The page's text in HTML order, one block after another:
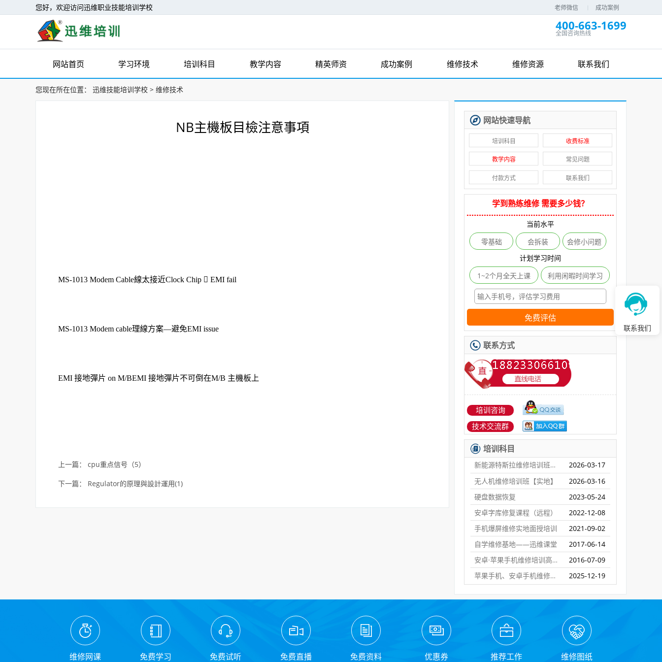
您好，欢迎访问迅维职业技能培训学校 老师微信 成功案例
400-663-1699
全国咨询热线
网站首页 学习环境 培训科目 教学内容 精英师资 成功案例 维修技术 维修资源 联系我们
您现在所在位置： 迅维技能培训学校 > 维修技术
NB主機板目檢注意事項
MS-1013 Modem Cable線太接近Clock Chip  EMI fail
MS-1013 Modem cable理線方案—避免EMI issue
EMI 接地彈片 on M/BEMI 接地彈片不可倒在M/B 主機板上
上一篇： cpu重点信号（5）
下一篇： Regulator的原理與設計運用(1)
网站快速导航
培训科目 收费标准
教学内容 常见问题
付款方式 联系我们
学到熟练维修 需要多少钱？
当前水平
零基础
会拆装
会修小问题
计划学习时间
1~2个月全天上课
利用闲暇时间学习
免费评估
联系方式
培训咨询
技术交流群
培训科目
新能源特斯拉维修培训班【实地】
2026-03-17
无人机维修培训班【实地】
2026-03-16
硬盘数据恢复
2023-05-24
安卓字库修复课程（远程）
2022-12-08
手机爆屏维修实地面授培训
2021-09-02
自学维修基地——迅维课堂
2017-06-14
安卓·苹果手机维修培训高级班【实地】
2016-07-09
苹果手机、安卓手机维修培训（远程网络班）
2025-12-19
维修网课 免费学习 免费试听 免费直播 免费资料 优惠券 推荐工作 维修图纸
联系我们